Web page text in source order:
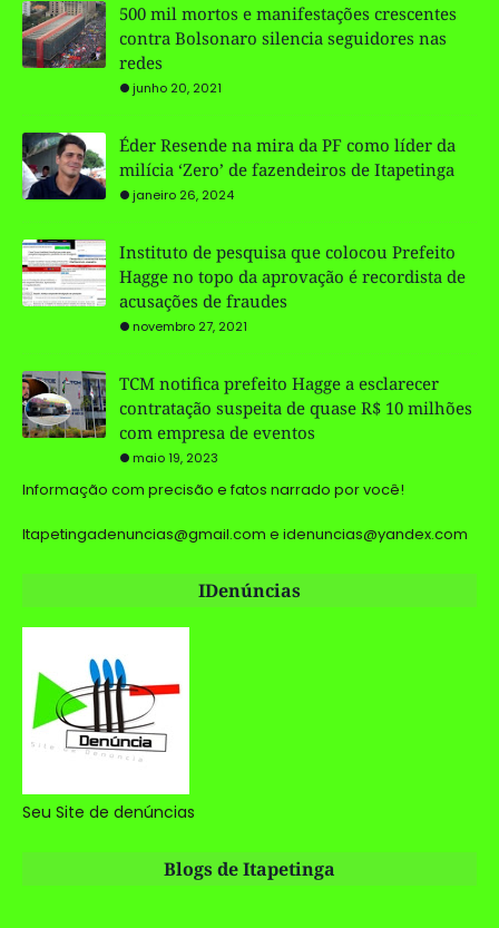
500 mil mortos e manifestações crescentes
contra Bolsonaro silencia seguidores nas
redes
junho 20, 2021
Éder Resende na mira da PF como líder da
milícia ‘Zero’ de fazendeiros de Itapetinga
janeiro 26, 2024
Instituto de pesquisa que colocou Prefeito
Hagge no topo da aprovação é recordista de
acusações de fraudes
novembro 27, 2021
TCM notifica prefeito Hagge a esclarecer
contratação suspeita de quase R$ 10 milhões
com empresa de eventos
maio 19, 2023
Informação com precisão e fatos narrado por você!
Itapetingadenuncias@gmail.com e idenuncias@yandex.com
IDenúncias
Seu Site de denúncias
Blogs de Itapetinga